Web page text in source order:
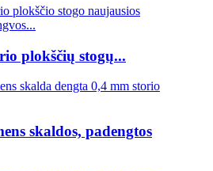
plokščių stogų...
skaldos, padengtos